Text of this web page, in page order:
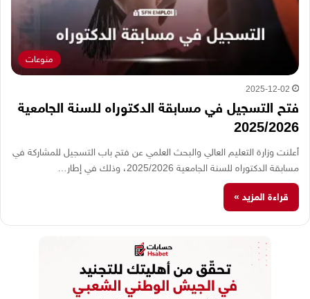
منوعات
2025-12-02
فتح التسجيل في مسابقة الدكتوراه للسنة الجامعية
2025/2026
أعلنت وزارة التعليم العالي والبحث العلمي عن فتح باب التسجيل للمشاركة في
مسابقة الدكتوراه للسنة الجامعية 2025/2026، وذلك في إطار…
قراءة المزيد »